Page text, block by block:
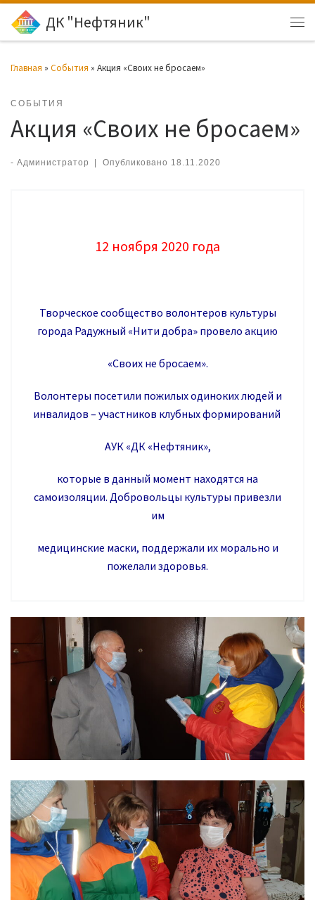
Перейти к содержимому
ДК "Нефтяник"
Главная » События » Акция «Своих не бросаем»
СОБЫТИЯ
Акция «Своих не бросаем»
- Администратор Опубликовано 18.11.2020
12 ноября 2020 года
Творческое сообщество волонтеров культуры
города Радужный «Нити добра» провело акцию
«Своих не бросаем».
Волонтеры посетили пожилых одиноких людей и
инвалидов – участников клубных формирований
АУК «ДК «Нефтяник»,
которые в данный момент находятся на
самоизоляции. Добровольцы культуры привезли
им
медицинские маски, поддержали их морально и
пожелали здоровья.